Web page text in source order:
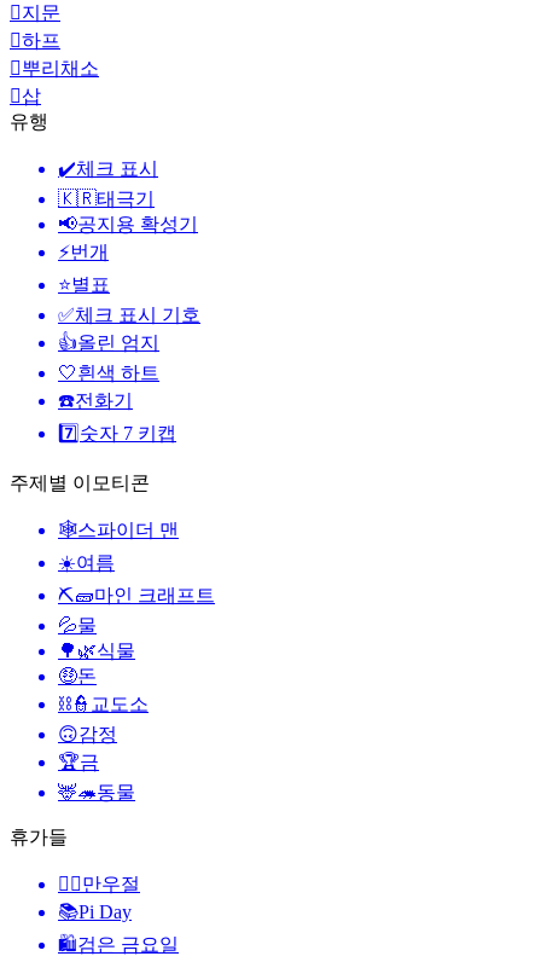
🫆지문
🪉하프
🫜뿌리채소
🪏삽
유행
✔️체크 표시
🇰🇷태극기
📢공지용 확성기
⚡번개
⭐별표
✅체크 표시 기호
👍올린 엄지
🤍흰색 하트
☎️전화기
7️⃣ 숫자 7 키캡
주제별 이모티콘
🕸️스파이더 맨
☀️여름
⛏🧱마인 크래프트
💦물
🌳🌿식물
🤑돈
⛓️👮 교도소
🙃감정
🏆금
🦌🦔동물
휴가들
🙆‍♂️만우절
📚Pi Day
🛍검은 금요일